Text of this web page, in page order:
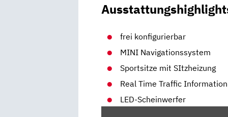
frei konfigurierbar
MINI Navigationssystem
Sportsitze mit SItzheizung
Real Time Traffic Information
LED-Scheinwerfer